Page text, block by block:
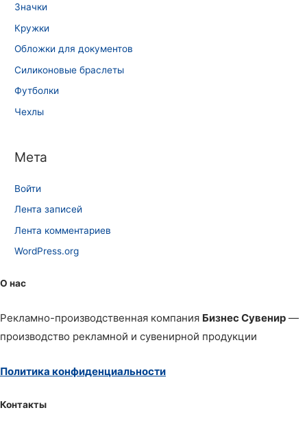
Значки
Кружки
Обложки для документов
Силиконовые браслеты
Футболки
Чехлы
Мета
Войти
Лента записей
Лента комментариев
WordPress.org
О нас
Рекламно-производственная компания Бизнес Сувенир —
производство рекламной и сувенирной продукции
Политика конфиденциальности
Контакты